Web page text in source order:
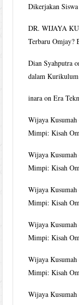
Dikerjakan
DR. WIJAYA
Terbaru Omjay?
Dian Syahputra
dalam
inara onEra
Wijaya Kusumah
Mimpi: Kisah
Wijaya Kusumah
Mimpi: Kisah
Wijaya Kusumah
Mimpi: Kisah
Wijaya Kusumah
Mimpi: Kisah
Wijaya Kusumah
Mimpi: Kisah
Wijaya Kusumah